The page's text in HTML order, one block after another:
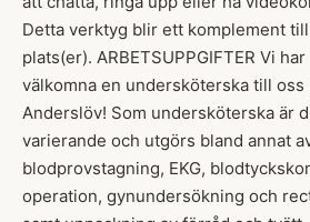
Detta verktyg blir ett komplement
plats(er). ARBETSUPPGIFTER Vi
välkomna en undersköterska till oss
Anderslöv! Som undersköterska är
varierande och utgörs bland annat
blodprovstagning, EKG,
operation, gynundersökning och